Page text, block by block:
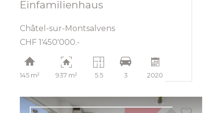
Einfamilienhaus
Châtel-sur-Montsalvens
CHF 1'450'000.-
145 m² 937 m² 5.5 3 2020